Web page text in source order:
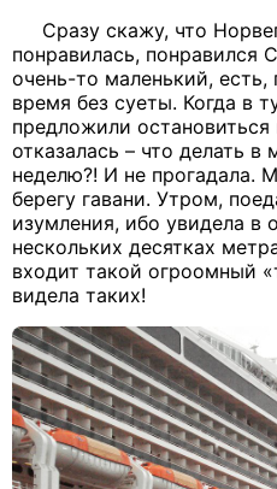
Сразу скажу, что
понравилась, понравился
очень-то маленький, есть,
время без суеты. Когда в
предложили остановиться
отказалась – что делать в
неделю?! И не прогадала.
берегу гавани. Утром,
изумления, ибо увидела в
нескольких десятках
входит такой огроомный
видела таких!